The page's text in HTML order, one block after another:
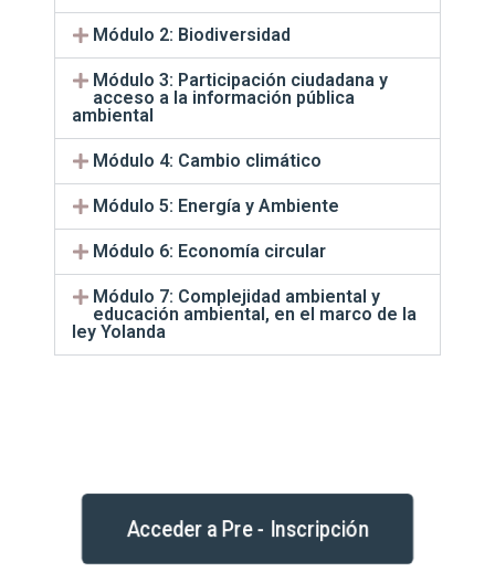
Módulo 2: Biodiversidad
Módulo 3: Participación ciudadana y
acceso a la información pública
ambiental
Módulo 4: Cambio climático
Módulo 5: Energía y Ambiente
Módulo 6: Economía circular
Módulo 7: Complejidad ambiental y
educación ambiental, en el marco de la
ley Yolanda
Acceder a Pre - Inscripción